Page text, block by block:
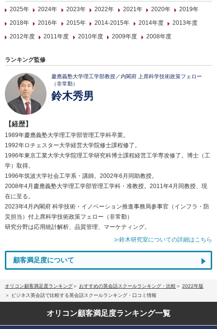
2025年
2024年 2023年 2022年 2021年 2020年
2019年
2018年
2016年 2015年 2014-2015年 2014年度
2013年度
2012年度
2011年度 2010年度 2009年度 2008年度
ランキング監修
慶應義塾大学理工学部教授／内閣府 上席科学技術政策フェロー
（非常勤）
鈴木秀男
【経歴】
1989年慶應義塾大学理工学部管理工学科卒業。
1992年ロチェスター大学経営大学院修士課程修了。
1996年東京工業大学大学院理工学研究科博士課程経営工学専攻修了。博士（工
学）取得。
1996年筑波大学社会工学系・講師。2002年6月同助教授。
2008年4月慶應義塾大学理工学部管理工学科・准教授。2011年4月同教授、現
在に至る。
2023年4月内閣府 科学技術・イノベーション推進事務局参事官（インフラ・防
災担当）付上席科学技術政策フェロー（非常勤）
研究分野は応用統計解析、品質管理、マーケティング。
≫鈴木研究室についての詳細はこちら
顧客満足度について
オリコン顧客満足度ランキング おすすめの英会話スクールランキング・比較
2022年版
ビジネス英会話で比較する英会話スクールランキング・口コミ情報
オリコン顧客満足度ランキング一覧